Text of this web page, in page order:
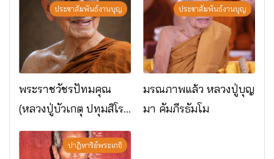
ประชาสัมพันธ์งานบุญ
พระราชวัชรปัทมคุณ
(หลวงปู่บัวเกตุ ปทุมสิโร)
มรณภาพแล้ว วัดป่า
ดาราภิรมย์ อ.แม่ริม
ประชาสัมพันธ์งานบุญ
มรณภาพแล้ว หลวงปู่บุญ
มา คัมภีรธัมโม
ปาฏิหาริย์พระเกจิ